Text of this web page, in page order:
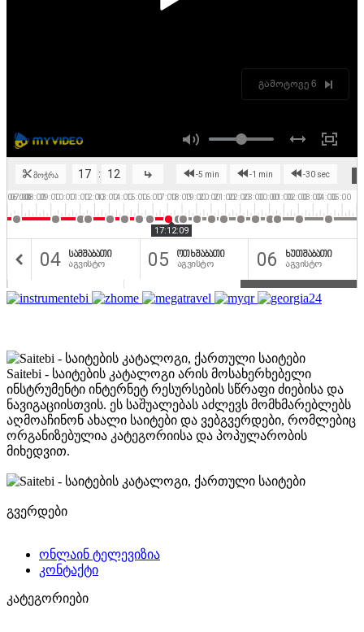
Saitebi - საიტების კატალოგი არის მოსახერხებელი
ინსტრუმენტი ინტერნეტ რესურსების სწრაფი ძიებისა და
ნავიგაციისთვის. ეს საშუალებას აძლევს მომხმარებლებს
აღმოაჩინონ ახალი საიტები და ვებგვერდები, რომლებიც
ორგანიზებულია კატეგორიისა და პოპულარობის
მიხედვით.
გვერდები
ონლაინ ტელევიზია
კონტაქტი
კატეგორიები